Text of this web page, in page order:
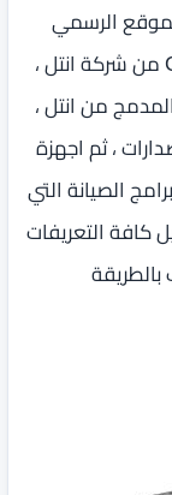
10 من خلال الموقع الرسمي
من شركة لينوفو المزود بمعالجات Celeron من شركة انتل ،
من انتل ،
، ثم اجهزة
الصيانة التي
كافة التعريفات
بالطريقة